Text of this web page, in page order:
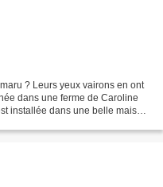
? Leurs yeux vairons en ont
dans une ferme de Caroline
installée dans une belle maison.